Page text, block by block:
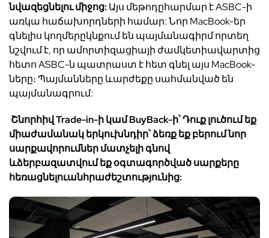
նվազեցնելումիջոց: Այս մեթոդըհարմար էASBC-ի
առկա հաճախորդների համար:Նոր MacBook-եր
գնելիս կողմերըկնքում են պայմանագիրմ որտեղ
նշվումէ, որ ամորտիզացիայի ժամկետիավարտից
հետոASBC-ն պատրաստ էհետ գնել այս MacBook-
ները։Պայմանները ևարժեքը սահմանված են
պայմանագրում:
ՇնորհիվTrade-in-իկամBuyBack-ի՝Դուքլուծում եք
միաժամանակերկուխնդիր՝ձեռքեքբերումնոր
սարքավորումներմատչելիգնով
ևձերբազատվումեքօգտագործվածսարքերը
հեռացնելուանհրաժեշտությունից: